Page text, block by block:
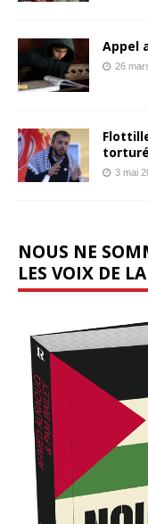
Appel
26
3 mai
NOUS NE
LES VOIX DE